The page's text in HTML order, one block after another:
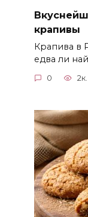
крапивы
Крапива в
едва ли
0 2к.